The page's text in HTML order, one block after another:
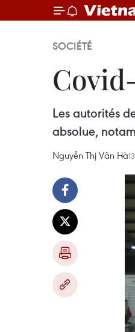
SOCIÉTÉ
Les autorités
absolue,
Nguyễn Thị Vân Hà